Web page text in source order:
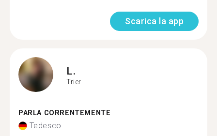
Scarica la app
L.
Trier
PARLA CORRENTEMENTE
Tedesco